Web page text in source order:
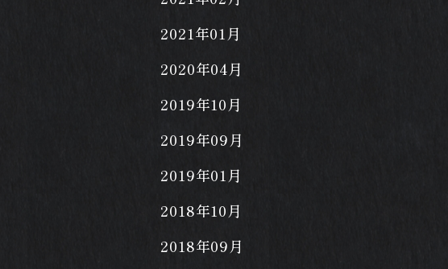
2021年01月
2020年04月
2019年10月
2019年09月
2019年01月
2018年10月
2018年09月